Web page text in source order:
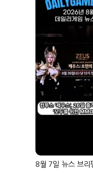
8월 7일 뉴스 브리